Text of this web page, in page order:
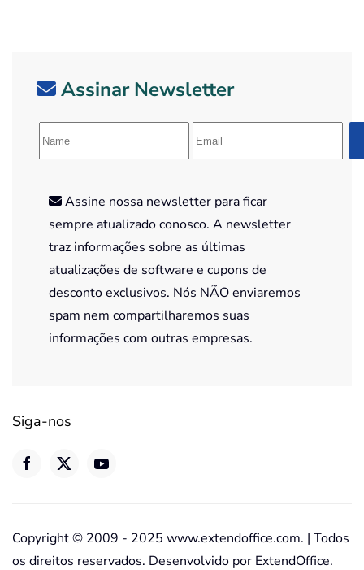
Assinar Newsletter
Assine nossa newsletter para ficar
sempre atualizado conosco. A newsletter
traz informações sobre as últimas
atualizações de software e cupons de
desconto exclusivos. Nós NÃO enviaremos
spam nem compartilharemos suas
informações com outras empresas.
Siga-nos
Copyright © 2009 - 2025 www.extendoffice.com. | Todos
os direitos reservados. Desenvolvido por ExtendOffice.